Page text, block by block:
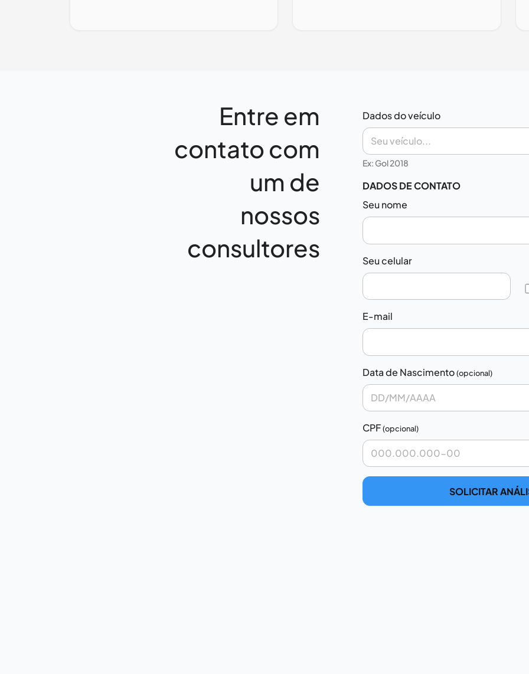
Entre em
contato com
um de
nossos
consultores
Dados do veículo
Ex: Gol 2018
DADOS DE CONTATO
Seu nome
Seu celular
E-mail
Data de Nascimento (opcional)
CPF (opcional)
SOLICITAR